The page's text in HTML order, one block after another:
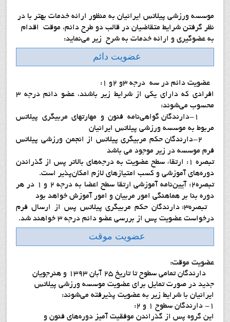
موسسه ورزشي پيلاتس ايرانيان به منظور ارائه خدمات بهتر با در
نظر گرفتن شرایط متقاضیان در قالب دو طرح دائم، موقت اقدام
به عضوگيري و ارائه خدمات به شرح زیر می‌نماید:
عضويت دائم
عضويت دائم در سه درجه 3و 2و 1:
افرادي که داراي یکی از شرایط زیر باشند، عضو دائم درجه 3
محسوب می‌شوند:
1-دارندگان گواهي‌نامه فنون و مهارتهاي مربيگري پيلاتس
مربوط به موسسه ورزشي پيلاتس ايرانيان
2-دارندگان حکم مربيگري پيلاتس از انجمن ورزشي پيلاتس
فرم موسسه در زير موجود مي باشد
تبصره 1: ارتقاء سطح عضويت به درجه‌های بالاتر پس از گذراندن
دوره‌هاي آموزشي و کسب امتيازهاي لازم امکان‌پذير است.
تبصره2: آیين‌نامه آموزشی ارتقا سطح اعضا به درجه 2 و 1 در هر
دوره بنا بر هماهنگی امور مربیان و امور آموزش خواهد بود
تبصره3: دارندگان حکم مربيگري پيلاتس پس از ارسال فرم
درخواست عضويت پس از بررسي عضو دائم درجه 3 خواهند شد.
عضويت موقت
عضويت موقت:
دارندگان تمامی سطوح تا تاریخ 25 آبان 1393 و هنرجویان
جدید در صورت تمایل برای عضویت موسسه ورزشی پیلاتس
ایرانیان با شرایط زیر به عضویت پذیرفته می‌شوند:
1- دارندگان سطوح 1 و 2:
این گروه پس از گذراندن موفقیت آمیز دوره‌هاي فنون و